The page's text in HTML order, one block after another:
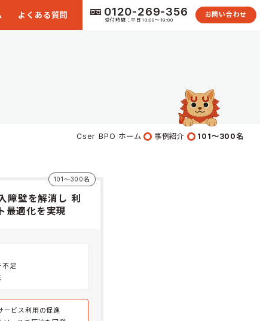
よくある質問 0120-269-356
受付時間：平日10:00〜19:00
お問い合わせ
Cser BPO ホーム 事例紹介 101〜300名
101〜300名
障壁を解消し 利
最適化を実現
不足
ービス利用の促進